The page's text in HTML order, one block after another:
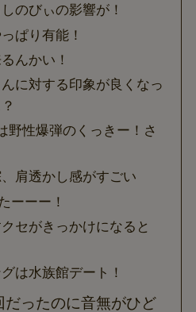
のびぃの影響が！
ぱり有能！
んかい！
に対する印象が良くなっ
野性爆弾のくっきー！さ
肩透かし感がすごい
ーーー！
セがきっかけになると
は水族館デート！
だったのに音無がひど